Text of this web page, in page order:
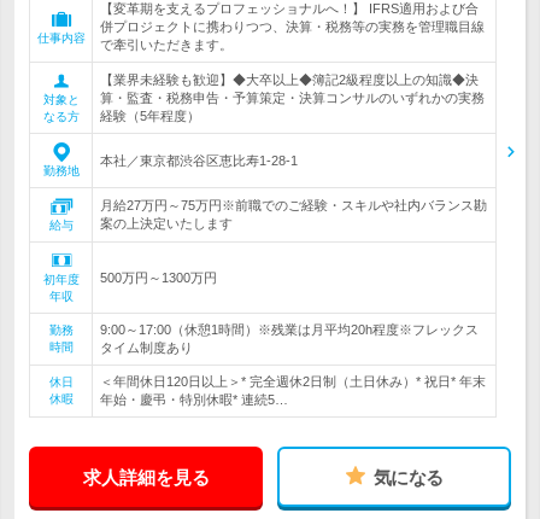
仕事内容
【変革期を支えるプロフェッショナルへ！】 IFRS適用および合
併プロジェクトに携わりつつ、決算・税務等の実務を管理職目線
で牽引いただきます。
対象と
なる方
【業界未経験も歓迎】◆大卒以上◆簿記2級程度以上の知識◆決
算・監査・税務申告・予算策定・決算コンサルのいずれかの実務
経験（5年程度）
勤務地
本社／東京都渋谷区恵比寿1-28-1
給与
月給27万円～75万円※前職でのご経験・スキルや社内バランス勘
案の上決定いたします
初年度
年収
500万円～1300万円
勤務
時間
9:00～17:00（休憩1時間）※残業は月平均20h程度※フレックス
タイム制度あり
休日
休暇
＜年間休日120日以上＞* 完全週休2日制（土日休み）* 祝日* 年末
年始・慶弔・特別休暇* 連続5…
求人詳細を見る 気になる